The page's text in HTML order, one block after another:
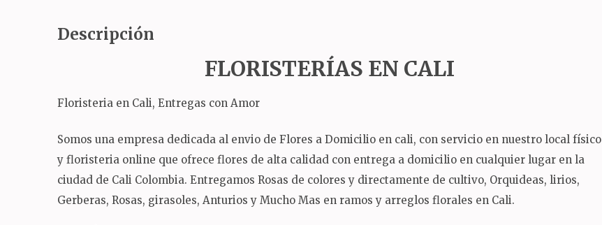
Descripción
FLORISTERÍAS EN CALI
Floristeria en Cali, Entregas con Amor
Somos una empresa dedicada al envio de Flores a Domicilio en cali, con servicio en nuestro local físico
y floristeria online que ofrece flores de alta calidad con entrega a domicilio en cualquier lugar en la
ciudad de Cali Colombia. Entregamos Rosas de colores y directamente de cultivo, Orquideas, lirios,
Gerberas, Rosas, girasoles, Anturios y Mucho Mas en ramos y arreglos florales en Cali.